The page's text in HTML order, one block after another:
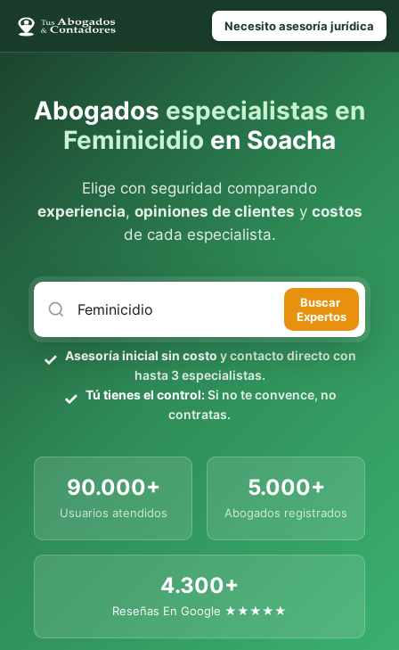
Necesito asesoría jurídica
Abogados especialistas en
Feminicidio en Soacha
Elige con seguridad comparando
experiencia, opiniones de clientes y costos
de cada especialista.
Buscar
Expertos
Asesoría inicial sin costo y contacto directo con
hasta 3 especialistas.
Tú tienes el control:Si no te convence, no
contratas.
90.000+
Usuarios atendidos
5.000+
Abogados registrados
4.300+
Reseñas En Google ★★★★★